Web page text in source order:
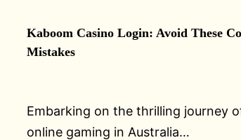
Kaboom Casino Login: Avoid These
Mistakes
Embarking on the thrilling journey
online gaming in Australia…